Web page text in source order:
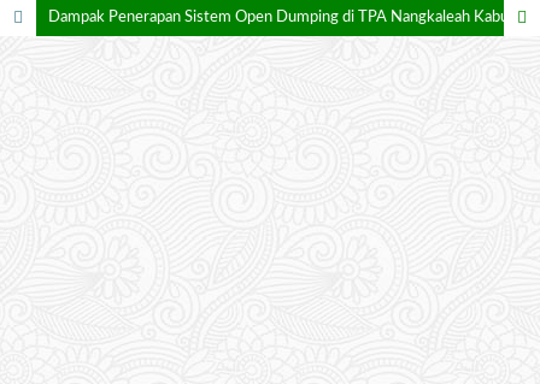
Dampak Penerapan Sistem Open Dumping di TΡΑ Nangkaleah Kabupaten Tasikmalaya terhadap Lingkungan dan Masyarakat Sekitar